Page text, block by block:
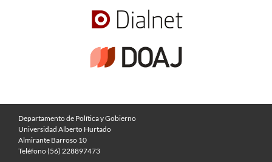
Departamento de Política y Gobierno
Universidad Alberto Hurtado
Almirante Barroso 10
Teléfono (56) 228897473